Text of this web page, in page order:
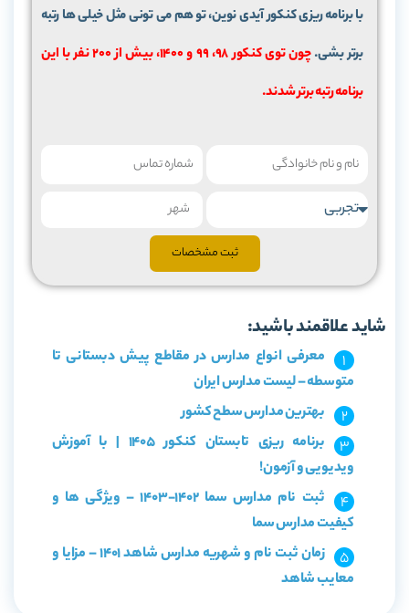
با برنامه ریزی کنکور آیدی نوین، تو هم می تونی مثل خیلی ها رتبه
برتر بشی.
چون توی کنکور 98، 99 و 1400، بیش از 200 نفر با این
برنامه رتبه برتر شدند.
ثبت مشخصات
شاید علاقمند باشید:
معرفی انواع مدارس در مقاطع پیش دبستانی تا
متوسطه – لیست مدارس ایران
بهترین مدارس سطح کشور
برنامه ریزی تابستان کنکور 1405 | با آموزش
ویدیویی و آزمون!
ثبت نام مدارس سما 1402-1403 – ویژگی ها و
کیفیت مدارس سما
زمان ثبت نام و شهریه مدارس شاهد 1401 – مزایا و
معایب شاهد